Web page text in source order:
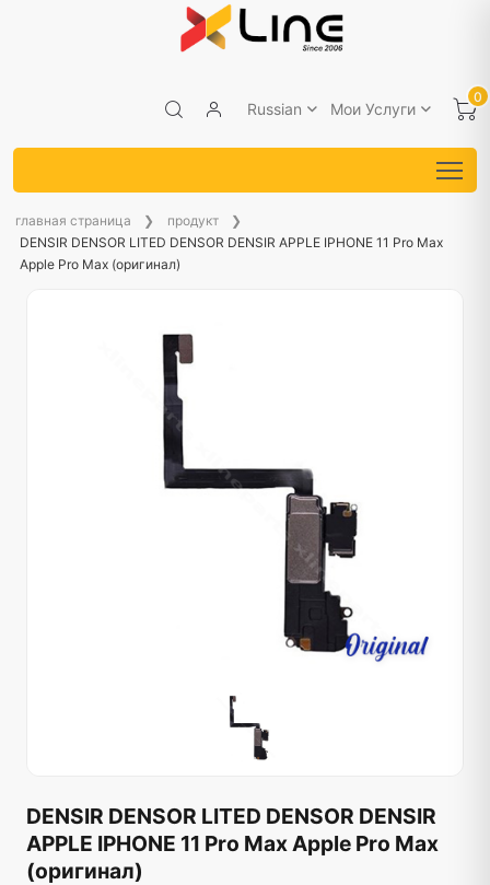
Russian Мои Услуги
0
главная страница
продукт
DENSIR DENSOR LITED DENSOR DENSIR APPLE IPHONE 11 Pro Max
Apple Pro Max (оригинал)
DENSIR DENSOR LITED DENSOR DENSIR
APPLE IPHONE 11 Pro Max Apple Pro Max
(оригинал)